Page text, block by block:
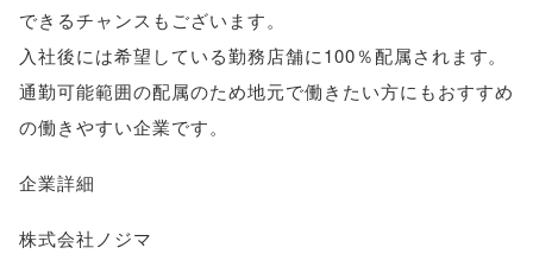
できるチャンスもございます。
入社後には希望している勤務店舗に100％配属されます。
通勤可能範囲の配属のため地元で働きたい方にもおすすめ
の働きやすい企業です。
企業詳細
株式会社ノジマ